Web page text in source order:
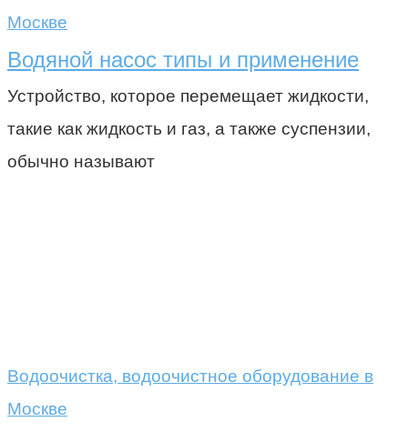
Москве
Водяной насос типы и применение
Устройство, которое перемещает жидкости,
такие как жидкость и газ, а также суспензии,
обычно называют
Водоочистка, водоочистное оборудование в
Москве